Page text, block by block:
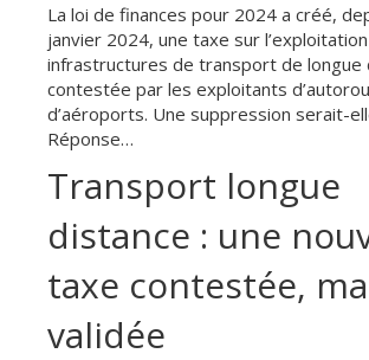
La loi de finances pour 2024 a créé,
janvier 2024, une taxe sur
infrastructures de transport de longue
contestée par les exploitants
d’aéroports. Une suppression serait-
Réponse…
Transport longue
distance : une
taxe contestée,
validée